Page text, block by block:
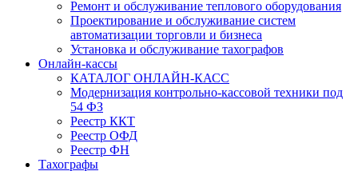
Ремонт и обслуживание теплового оборудования
Проектирование и обслуживание систем
автоматизации торговли и бизнеса
Установка и обслуживание тахографов
Онлайн-кассы
КАТАЛОГ ОНЛАЙН-КАСС
Модернизация контрольно-кассовой техники под
54 ФЗ
Реестр ККТ
Реестр ОФД
Реестр ФН
Тахографы